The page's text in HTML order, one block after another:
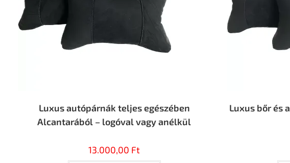
Luxus autópárnák teljes egészében
Alcantarából – logóval vagy anélkül
13.000,00 Ft
Luxus bőr és